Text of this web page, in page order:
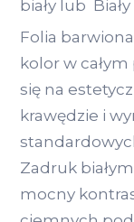
biały lub Biały
Folia
kolor w
się na
krawędzie i
Zadruk
mocny